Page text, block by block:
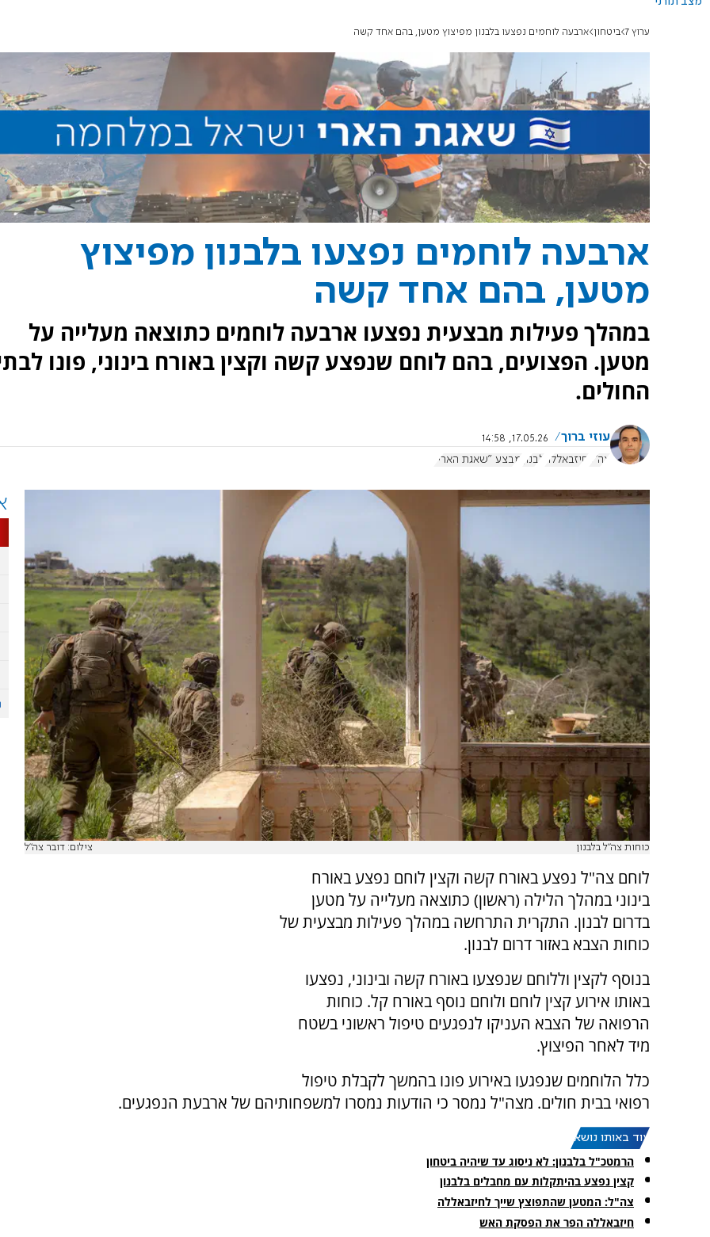
ערוץ 7 ביטחון ארבעה לוחמים נפצעו בלבנון מפיצוץ מטען, בהם אחד קשה
ארבעה לוחמים נפצעו בלבנון מפיצוץ
מטען, בהם אחד קשה
במהלך פעילות מבצעית נפצעו ארבעה לוחמים כתוצאה מעלייה על
מטען. הפצועים, בהם לוחם שנפצע קשה וקצין באורח בינוני, פונו
החולים.
עוזי ברוך
17.05.26, 14:58
צה"ל
חיזבאללה לבנון מבצע "שאגת הארי"
כוחות צה"ל בלבנון צילום: דובר צה"ל
לוחם צה"ל נפצע באורח קשה וקצין לוחם נפצע באורח
בינוני במהלך הלילה (ראשון) כתוצאה מעלייה על מטען
בדרום לבנון. התקרית התרחשה במהלך פעילות מבצעית של
כוחות הצבא באזור דרום לבנון.
בנוסף לקצין וללוחם שנפצעו באורח קשה ובינוני, נפצעו
באותו אירוע קצין לוחם ולוחם נוסף באורח קל. כוחות
הרפואה של הצבא העניקו לנפגעים טיפול ראשוני בשטח
מיד לאחר הפיצוץ.
כלל הלוחמים שנפגעו באירוע פונו בהמשך לקבלת טיפול
רפואי בבית חולים. מצה"ל נמסר כי הודעות נמסרו למשפחותיהם של ארבעת הנפגעים.
עוד באותו נושא:
הרמטכ"ל בלבנון: לא ניסוג עד שיהיה ביטחון
קצין נפצע בהיתקלות עם מחבלים בלבנון
צה"ל: המטען שהתפוצץ שייך לחיזבאללה
חיזבאללה הפר את הפסקת האש